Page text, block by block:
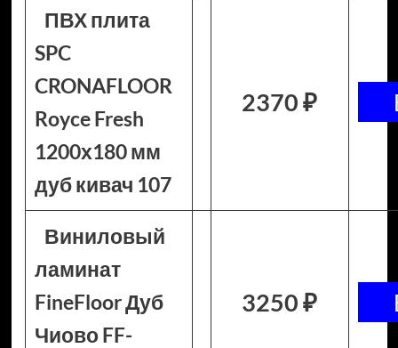
ПВХ плита
SPC
CRONAFLOOR
Royce Fresh
1200х180 мм
дуб кивач 107
2370 ₽
Виниловый
ламинат
FineFloor Дуб
Чиово FF-
3250 ₽